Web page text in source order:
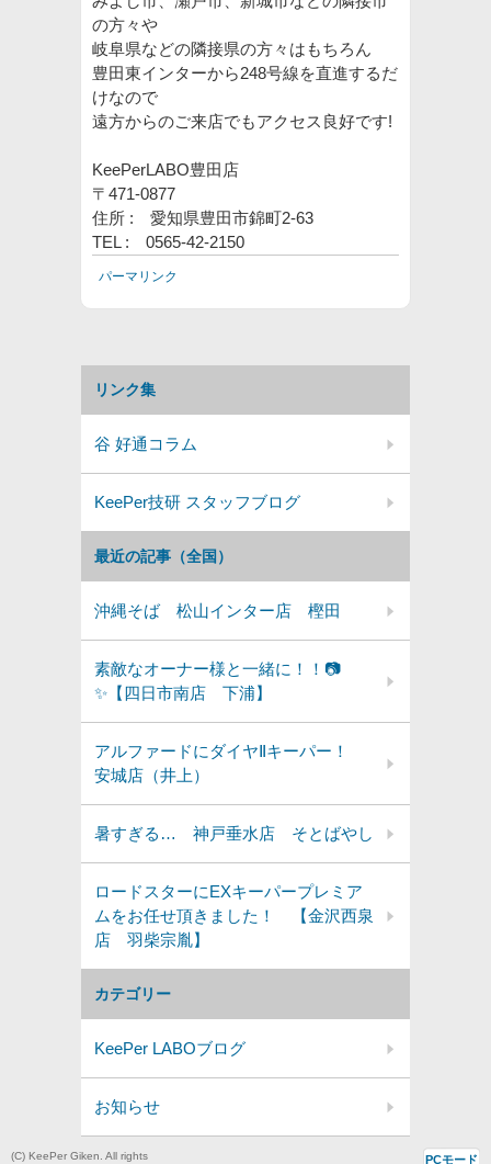
の方々や
岐阜県などの隣接県の方々はもちろん
豊田東インターから248号線を直進するだ
けなので
遠方からのご来店でもアクセス良好です!
KeePerLABO豊田店
〒 471-0877
住所 : 愛知県豊田市錦町2-63
TEL : 0565-42-2150
パーマリンク
カテゴリー
KeePer LABOブログ
お知らせ
最近の記事（全国）
沖縄そば 松山インター店 樫田
素敵なオーナー様と一緒に！！📷
✨【四日市南店 下浦】
アルファードにダイヤⅡキーパー！
安城店（井上）
暑すぎる… 神戸垂水店 そとばやし
ロードスターにEXキーパープレミア
ムをお任せ頂きました！ 【金沢西泉
店 羽柴宗胤】
リンク集
谷 好通コラム
KeePer技研 スタッフブログ
(C) KeePer Giken. All rights PCモード